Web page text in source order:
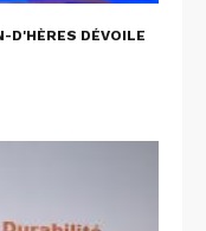
D'HÈRES DÉVOILE